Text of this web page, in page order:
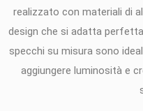
realizzato con materiali di
design che si adatta
specchi su misura sono
aggiungere luminosità e